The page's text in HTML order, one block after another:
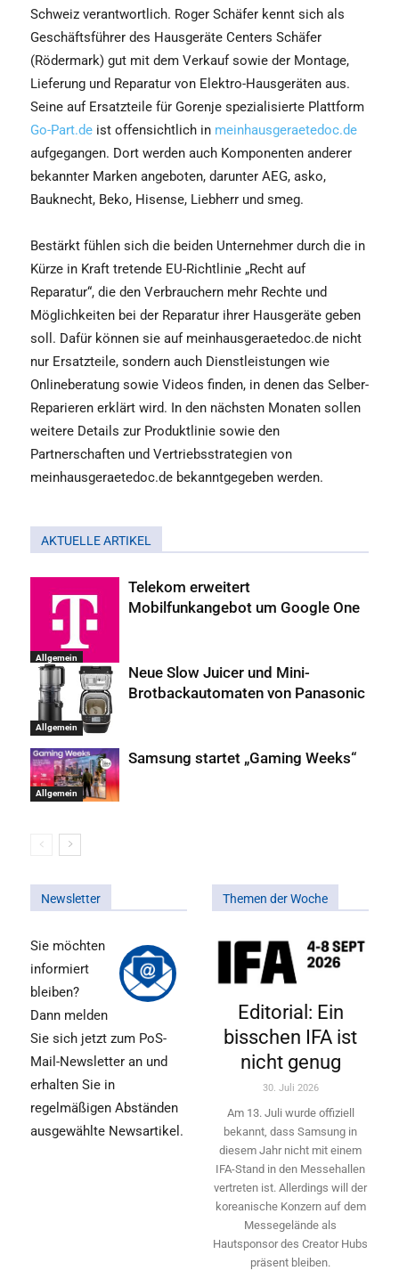
Schweiz verantwortlich. Roger Schäfer kennt sich als
Geschäftsführer des Hausgeräte Centers Schäfer
(Rödermark) gut mit dem Verkauf sowie der Montage,
Lieferung und Reparatur von Elektro-Hausgeräten aus.
Seine auf Ersatzteile für Gorenje spezialisierte Plattform
Go-Part.de ist offensichtlich in meinhausgeraetedoc.de
aufgegangen. Dort werden auch Komponenten anderer
bekannter Marken angeboten, darunter AEG, asko,
Bauknecht, Beko, Hisense, Liebherr und smeg.
Bestärkt fühlen sich die beiden Unternehmer durch die in
Kürze in Kraft tretende EU-Richtlinie „Recht auf
Reparatur“, die den Verbrauchern mehr Rechte und
Möglichkeiten bei der Reparatur ihrer Hausgeräte geben
soll. Dafür können sie auf meinhausgeraetedoc.de nicht
nur Ersatzteile, sondern auch Dienstleistungen wie
Onlineberatung sowie Videos finden, in denen das Selber-
Reparieren erklärt wird. In den nächsten Monaten sollen
weitere Details zur Produktlinie sowie den
Partnerschaften und Vertriebsstrategien von
meinhausgeraetedoc.de bekanntgegeben werden.
AKTUELLE ARTIKEL
Allgemein
Telekom erweitert
Mobilfunkangebot um Google One
Allgemein
Neue Slow Juicer und Mini-
Brotbackautomaten von Panasonic
Allgemein
Samsung startet „Gaming Weeks“
Newsletter
Sie möchten
informiert
bleiben?
Dann melden
Sie sich jetzt zum PoS-
Mail-Newsletter an und
erhalten Sie in
regelmäßigen Abständen
ausgewählte Newsartikel.
Themen der Woche
Editorial: Ein
bisschen IFA ist
nicht genug
30. Juli 2026
Am 13. Juli wurde offiziell
bekannt, dass Samsung in
diesem Jahr nicht mit einem
IFA-Stand in den Messehallen
vertreten ist. Allerdings will ­der
koreanische Konzern auf dem
Messegelände als
Hautsponsor des Creator Hubs
präsent bleiben.